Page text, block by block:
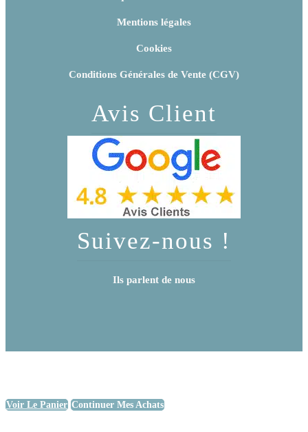
Mentions légales
Cookies
Conditions Générales de Vente (CGV)
Avis Client
Suivez-nous !
Ils parlent de nous
Voir Le Panier Continuer Mes Achats